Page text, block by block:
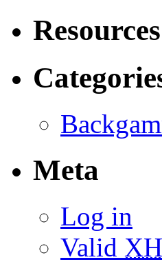
Resources
Meta
Log in
Valid